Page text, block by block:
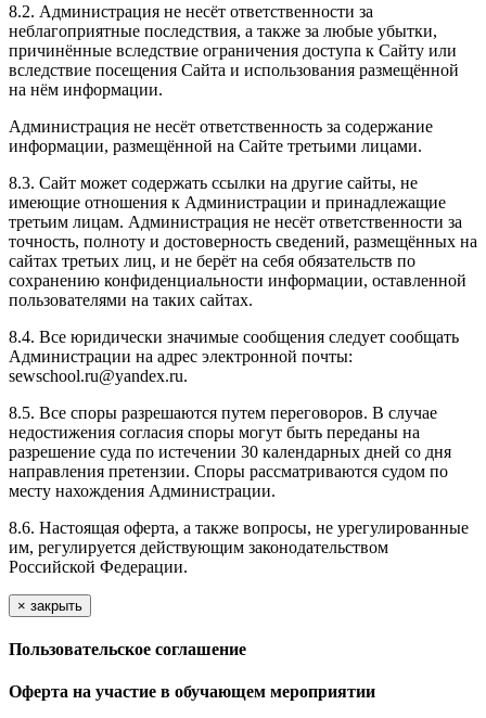
8.2. Администрация не несёт ответственности за
неблагоприятные последствия, а также за любые убытки,
причинённые вследствие ограничения доступа к Сайту или
вследствие посещения Сайта и использования размещённой
на нём информации.
Администрация не несёт ответственность за содержание
информации, размещённой на Сайте третьими лицами.
8.3. Сайт может содержать ссылки на другие сайты, не
имеющие отношения к Администрации и принадлежащие
третьим лицам. Администрация не несёт ответственности за
точность, полноту и достоверность сведений, размещённых на
сайтах третьих лиц, и не берёт на себя обязательств по
сохранению конфиденциальности информации, оставленной
пользователями на таких сайтах.
8.4. Все юридически значимые сообщения следует сообщать
Администрации на адрес электронной почты:
sewschool.ru@yandex.ru.
8.5. Все споры разрешаются путем переговоров. В случае
недостижения согласия споры могут быть переданы на
разрешение суда по истечении 30 календарных дней со дня
направления претензии. Споры рассматриваются судом по
месту нахождения Администрации.
8.6. Настоящая оферта, а также вопросы, не урегулированные
им, регулируется действующим законодательством
Российской Федерации.
× закрыть
Пользовательское соглашение
Оферта на участие в обучающем мероприятии